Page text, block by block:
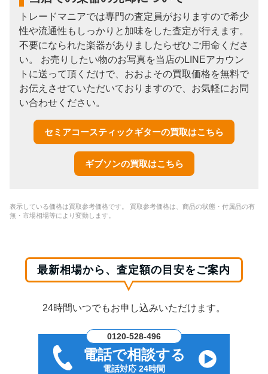
トレードマニアでは専門の査定員がおりますので希少
性や流通性もしっかりと加味をした査定が行えます。
不要になられた楽器がありましたらぜひご用命くださ
い。 お売りしたい物のお写真を当店のLINEアカウン
トに送って頂くだけで、おおよその買取価格を無料で
お伝えさせていただいておりますので、お気軽にお問
い合わせください。
セミアコースティックギターの買取はこちら
ギブソンの買取はこちら
表示している価格は買取参考価格です。 買取参考価格は、商品の状態・付属品の有
無・市場相場等により変動します。
最新相場から、査定額の目安をご案内
24時間いつでもお申し込みいただけます。
0120-528-496
電話で相談する
電話対応 24時間